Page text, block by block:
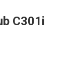
C301i